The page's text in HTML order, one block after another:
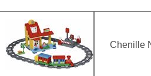
Chenille